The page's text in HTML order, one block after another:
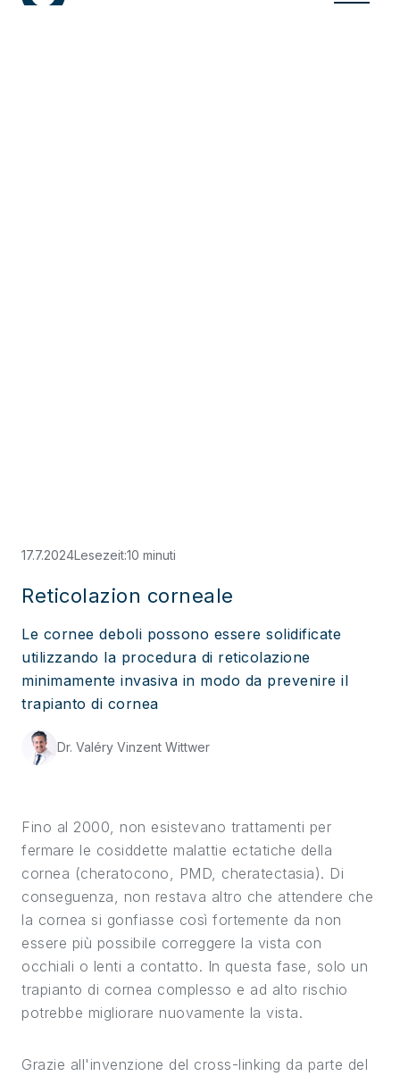
17.7.2024Lesezeit:10 minuti
Reticolazion corneale
Le cornee deboli possono essere solidificate
utilizzando la procedura di reticolazione
minimamente invasiva in modo da prevenire il
trapianto di cornea
Dr. Valéry Vinzent Wittwer
Fino al 2000, non esistevano trattamenti per
fermare le cosiddette malattie ectatiche della
cornea (cheratocono, PMD, cheratectasia). Di
conseguenza, non restava altro che attendere che
la cornea si gonfiasse così fortemente da non
essere più possibile correggere la vista con
occhiali o lenti a contatto. In questa fase, solo un
trapianto di cornea complesso e ad alto rischio
potrebbe migliorare nuovamente la vista.
Grazie all'invenzione del cross-linking da parte del